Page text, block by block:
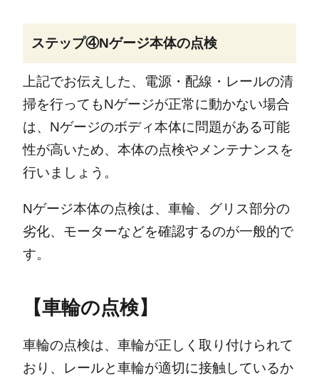
ステップ④Nゲージ本体の点検
上記でお伝えした、電源・配線・レールの清
掃を行ってもNゲージが正常に動かない場合
は、Nゲージのボディ本体に問題がある可能
性が高いため、本体の点検やメンテナンスを
行いましょう。
Nゲージ本体の点検は、車輪、グリス部分の
劣化、モーターなどを確認するのが一般的で
す。
【車輪の点検】
車輪の点検は、車輪が正しく取り付けられて
おり、レールと車輪が適切に接触しているか